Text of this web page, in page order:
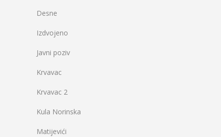
Desne
Izdvojeno
Javni poziv
Krvavac
Krvavac 2
Kula Norinska
Matijevići